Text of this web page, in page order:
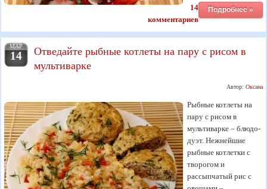
Подробнее »
14
комментариев
МАР
14
Отведайте рыбные котлеты на пару с рисом в
мультиварке
Автор: Оксана
Рыбные котлеты на
пару с рисом в
мультиварке – блюдо-
дуэт. Нежнейшие
рыбные котлетки с
творогом и
рассыпчатый рис с